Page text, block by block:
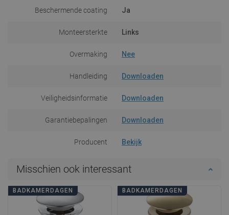
Beschermende coating Ja
Monteersterkte Links
Overmaking Nee
Handleiding Downloaden
Veiligheidsinformatie Downloaden
Garantiebepalingen Downloaden
Producent Bekijk
Misschien ook interessant
BADKAMERDAGEN BADKAMERDAGEN